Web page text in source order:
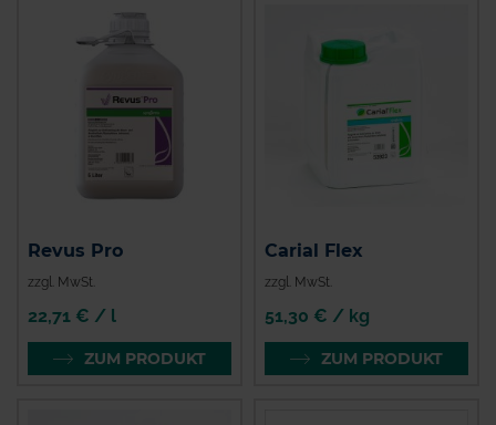
Revus Pro
zzgl. MwSt.
22,71 € / l
ZUM PRODUKT
Carial Flex
zzgl. MwSt.
51,30 € / kg
ZUM PRODUKT